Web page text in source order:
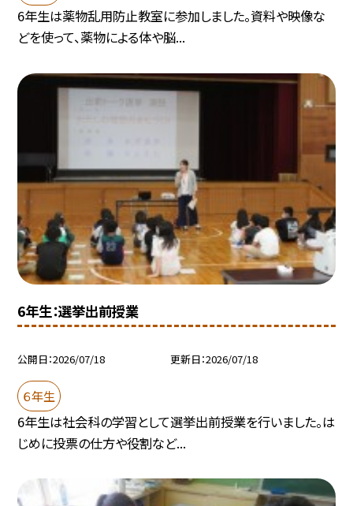
6年生は薬物乱用防止教室に参加しました。資料や映像な
どを使って、薬物による体や脳...
6年生：選挙出前授業
公開日 2026/07/18 更新日 2026/07/18
６年生
6年生は社会科の学習として選挙出前授業を行いました。は
じめに投票の仕方や役割など...